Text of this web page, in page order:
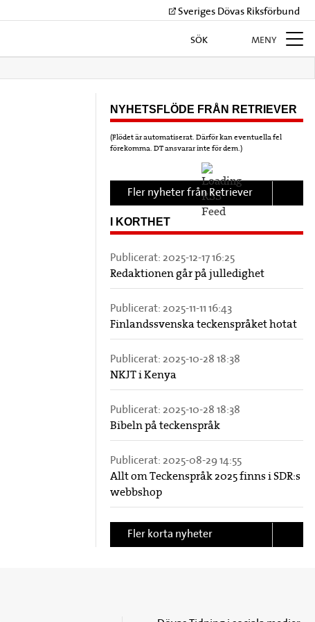
Sveriges Dövas Riksförbund
SÖK MENY
NYHETSFLÖDE FRÅN RETRIEVER
(Flödet är automatiserat. Därför kan eventuella fel
förekomma. DT ansvarar inte för dem.)
Fler nyheter från Retriever
I KORTHET
Publicerat: 2025-12-17 16:25
Redaktionen går på julledighet
Publicerat: 2025-11-11 16:43
Finlandssvenska teckenspråket hotat
Publicerat: 2025-10-28 18:38
NKJT i Kenya
Publicerat: 2025-10-28 18:38
Bibeln på teckenspråk
Publicerat: 2025-08-29 14:55
Allt om Teckenspråk 2025 finns i SDR:s
webbshop
Fler korta nyheter